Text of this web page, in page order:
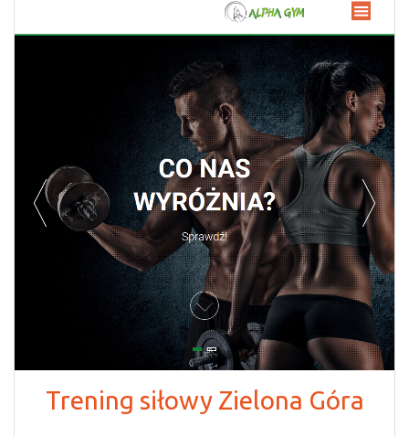
Trening siłowy Zielona Góra